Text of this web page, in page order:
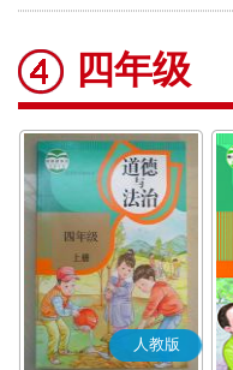
(部编版)
四年级
人教版